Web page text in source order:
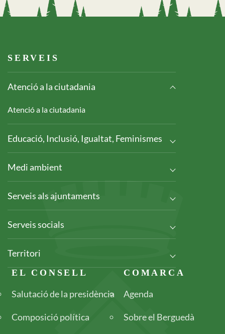
Footer serveis
SERVEIS
Atenció a la ciutadania
Atenció a la ciutadania
Educació, Inclusió, Igualtat, Feminismes
Medi ambient
Serveis als ajuntaments
Serveis socials
Territori
Footer
EL CONSELL
Salutació de la presidència
Composició política
COMARCA
Agenda
Sobre el Berguedà